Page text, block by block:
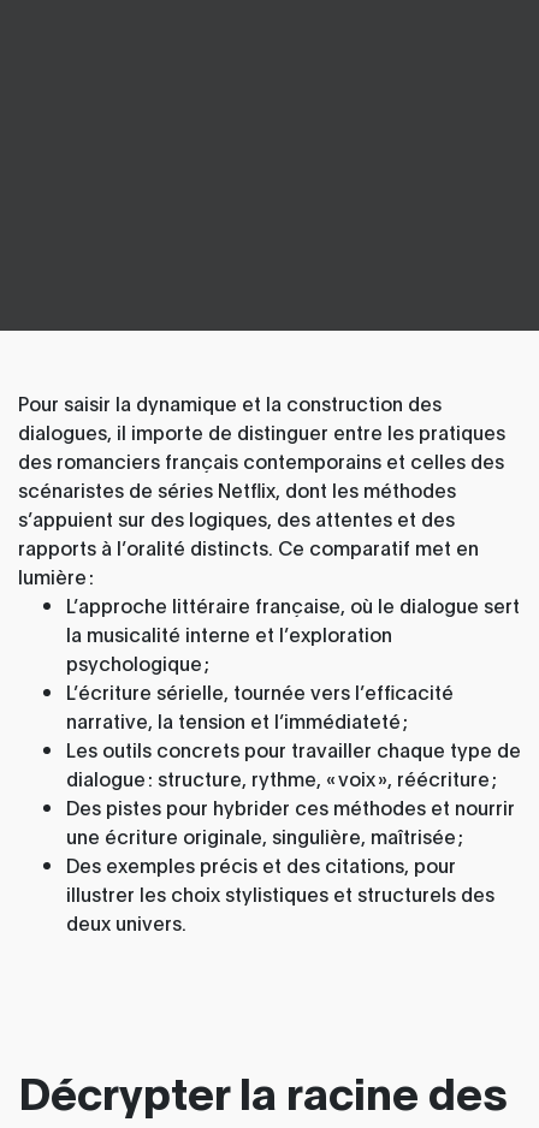
Pour saisir la dynamique et la construction des
dialogues, il importe de distinguer entre les pratiques
des romanciers français contemporains et celles des
scénaristes de séries Netflix, dont les méthodes
s’appuient sur des logiques, des attentes et des
rapports à l’oralité distincts. Ce comparatif met en
lumière :
L’approche littéraire française, où le dialogue sert
la musicalité interne et l’exploration
psychologique ;
L’écriture sérielle, tournée vers l’efficacité
narrative, la tension et l’immédiateté ;
Les outils concrets pour travailler chaque type de
dialogue : structure, rythme, « voix », réécriture ;
Des pistes pour hybrider ces méthodes et nourrir
une écriture originale, singulière, maîtrisée ;
Des exemples précis et des citations, pour
illustrer les choix stylistiques et structurels des
deux univers.
Décrypter la racine des